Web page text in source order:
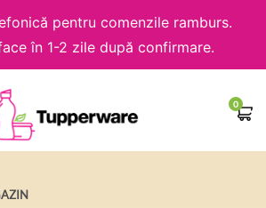
pentru comenzile ramburs.
în 1-2 zile după confirmare.
0